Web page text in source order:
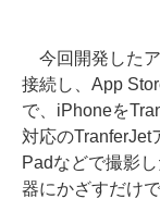
今回開発した
接続し、App
で、iPhoneを
対応のTranferJet
Padなどで撮影
器にかざすだけ